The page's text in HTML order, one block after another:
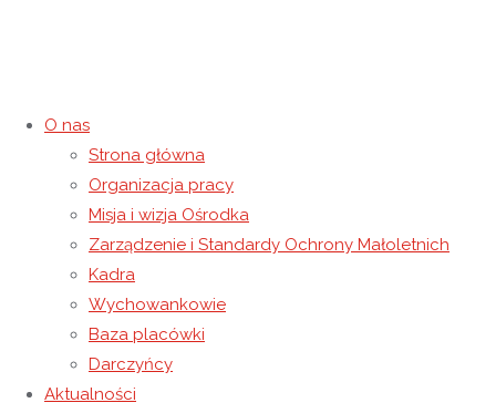
O nas
Strona główna
Organizacja pracy
Misja i wizja Ośrodka
Zarządzenie i Standardy Ochrony Małoletnich
Kadra
Wychowankowie
Baza placówki
Darczyńcy
Aktualności
Urodziny Jakuba i Julii
29 maja 202629 maja 2026 Rok szkolny 2025-2026
Strona główna Rok szkolny 2025-2026